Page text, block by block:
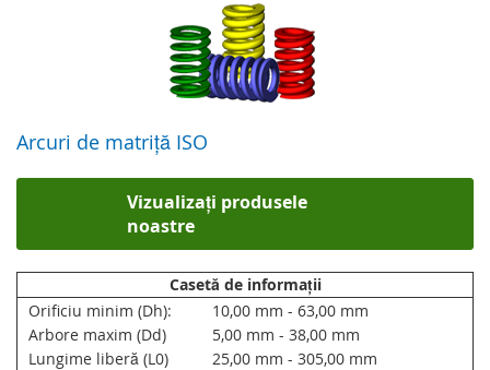
Arcuri de matriță ISO
Vizualizați produsele
noastre
Casetă de informații
Orificiu minim (Dh):
10,00 mm - 63,00 mm
Arbore maxim (Dd)
5,00 mm - 38,00 mm
Lungime liberă (L0)
25,00 mm - 305,00 mm